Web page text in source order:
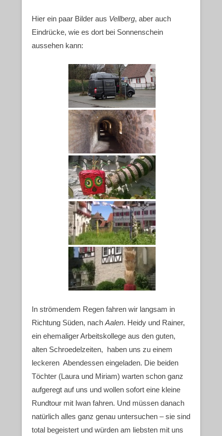
Hier ein paar Bilder aus Vellberg, aber auch
Eindrücke, wie es dort bei Sonnenschein
aussehen kann:
In strömendem Regen fahren wir langsam in
Richtung Süden, nach Aalen. Heidy und Rainer,
ein ehemaliger Arbeitskollege aus den guten,
alten Schroedelzeiten, haben uns zu einem
leckeren Abendessen eingeladen. Die beiden
Töchter (Laura und Miriam) warten schon ganz
aufgeregt auf uns und wollen sofort eine kleine
Rundtour mit Iwan fahren. Und müssen danach
natürlich alles ganz genau untersuchen – sie sind
total begeistert und würden am liebsten mit uns